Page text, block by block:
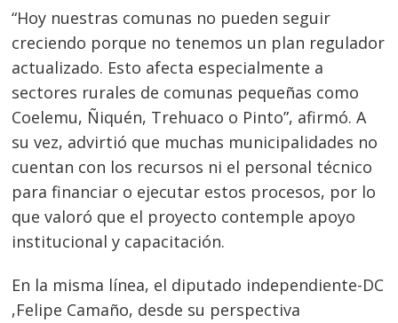
“Hoy nuestras comunas no pueden seguir
creciendo porque no tenemos un plan regulador
actualizado. Esto afecta especialmente a
sectores rurales de comunas pequeñas como
Coelemu, Ñiquén, Trehuaco o Pinto”, afirmó. A
su vez, advirtió que muchas municipalidades no
cuentan con los recursos ni el personal técnico
para financiar o ejecutar estos procesos, por lo
que valoró que el proyecto contemple apoyo
institucional y capacitación.
En la misma línea, el diputado independiente-DC
,Felipe Camaño, desde su perspectiva